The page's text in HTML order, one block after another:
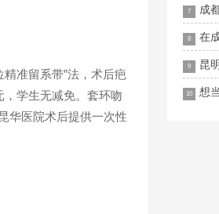
准留系带”法，术后疤
学生无减免。套环吻
华医院术后提供一次性
7 成
8 在
9 昆
10 想当